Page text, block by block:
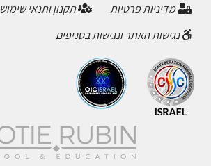
מדיניות פרטיות
תקנון ותנאי שימוש
נגישות האתר ונגישות בסניפים